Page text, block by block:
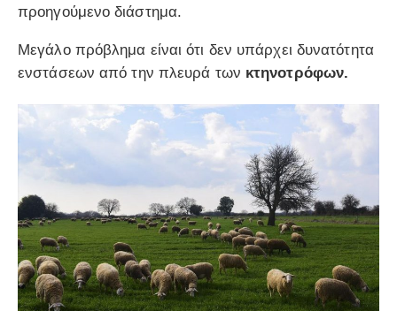
προηγούμενο διάστημα.
Μεγάλο πρόβλημα είναι ότι δεν υπάρχει δυνατότητα
ενστάσεων από την πλευρά των κτηνοτρόφων.